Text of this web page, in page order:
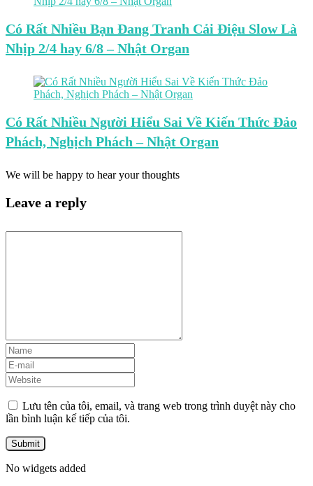
Có Rất Nhiều Bạn Đang Tranh Cải Điệu Slow Là
Nhịp 2/4 hay 6/8 – Nhật Organ
Có Rất Nhiều Người Hiểu Sai Về Kiến Thức Đảo
Phách, Nghịch Phách – Nhật Organ
We will be happy to hear your thoughts
Leave a reply
Lưu tên của tôi, email, và trang web trong trình duyệt này cho
lần bình luận kế tiếp của tôi.
No widgets added